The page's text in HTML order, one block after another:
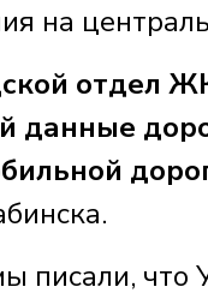
на
отдел
данные
писали, что